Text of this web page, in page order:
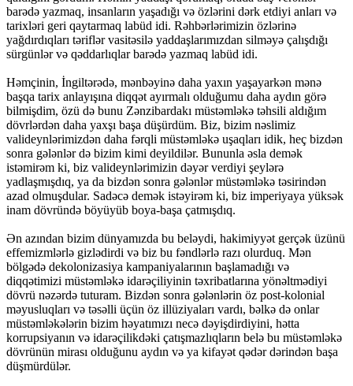
barədə yazmaq, insanların yaşadığı və özlərini dərk etdiyi anları və
tarixləri geri qaytarmaq labüd idi. Rəhbərlərimizin özlərinə
yağdırdıqları təriflər vasitəsilə yaddaşlarımızdan silməyə çalışdığı
sürgünlər və qəddarlıqlar barədə yazmaq labüd idi.
Həmçinin, İngiltərədə, mənbəyinə daha yaxın yaşayarkən mənə
başqa tarix anlayışına diqqət ayırmalı olduğumu daha aydın görə
bilmişdim, özü də bunu Zənzibardakı müstəmləkə təhsili aldığım
dövrlərdən daha yaxşı başa düşürdüm. Biz, bizim nəslimiz
valideynlərimizdən daha fərqli müstəmləkə uşaqları idik, heç bizdən
sonra gələnlər də bizim kimi deyildilər. Bununla əsla demək
istəmirəm ki, biz valideynlərimizin dəyər verdiyi şeylərə
yadlaşmışdıq, ya da bizdən sonra gələnlər müstəmləkə təsirindən
azad olmuşdular. Sadəcə demək istəyirəm ki, biz imperiyaya yüksək
inam dövründə böyüyüb boya-başa çatmışdıq.
Ən azından bizim dünyamızda bu beləydi, hakimiyyət gerçək üzünü
effemizmlərlə gizlədirdi və biz bu fəndlərlə razı olurduq. Mən
bölgədə dekolonizasiya kampaniyalarının başlamadığı və
diqqətimizi müstəmləkə idarəçiliyinin təxribatlarına yönəltmədiyi
dövrü nəzərdə tuturam. Bizdən sonra gələnlərin öz post-kolonial
məyusluqları və təsəlli üçün öz illüziyaları vardı, bəlkə də onlar
müstəmləkələrin bizim həyatımızı necə dəyişdirdiyini, hətta
korrupsiyanın və idarəçilikdəki çatışmazlıqların belə bu müstəmləkə
dövrünün mirası olduğunu aydın və ya kifayət qədər dərindən başa
düşmürdülər.